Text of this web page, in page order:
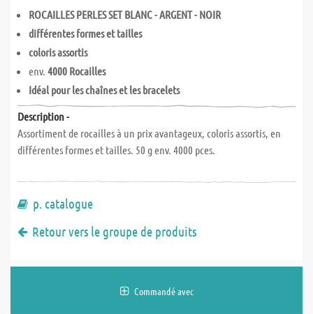
ROCAILLES PERLES SET BLANC - ARGENT - NOIR
différentes formes et tailles
coloris assortis
env. 4000 Rocailles
Idéal pour les chaînes et les bracelets
Description -
Assortiment de rocailles à un prix avantageux, coloris assortis, en
différentes formes et tailles. 50 g env. 4000 pces.
p. catalogue
Retour vers le groupe de produits
Commandé avec